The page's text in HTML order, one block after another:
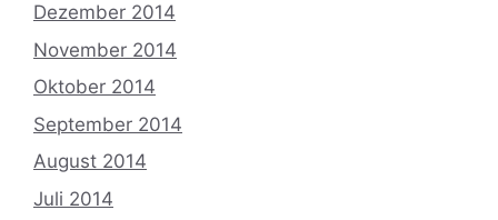
Dezember 2014
November 2014
Oktober 2014
September 2014
August 2014
Juli 2014